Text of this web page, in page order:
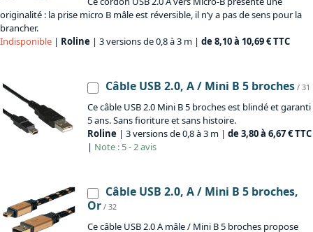
originalité : la prise micro B mâle est réversible, il n’y a pas de sens pour la
brancher.
Indisponible | Roline | 3 versions de 0,8 à 3 m | de 8,10 à 10,69 € TTC
Câble USB 2.0, A / Mini B 5 broches / 31
Ce câble USB 2.0 Mini B 5 broches est blindé et garanti
5 ans. Sans fioriture et sans histoire.
Roline | 3 versions de 0,8 à 3 m | de 3,80 à 6,67 € TTC
| Note : 5 - 2 avis
Câble USB 2.0, A / Mini B 5 broches,
Or / 32
Ce câble USB 2.0 A mâle / Mini B 5 broches propose